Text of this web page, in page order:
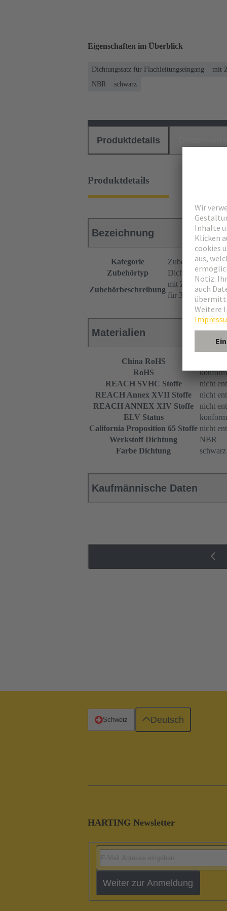
Eigenschaften im Überblick
Dichtungssatz für Flachleitungseingang
mit
NBR
schwarz
Produktdetails
Produktdetails
Bezeichnung
Kategorie
Zubehör
Zubehörtyp
Dichtungssatz für
Zubehörbeschreibung
mit
für 3
Materialien
China RoHS
RoHS
konform
REACH SVHC Stoffe
nicht
REACH Annex XVII Stoffe
nicht
REACH ANNEX XIV Stoffe
nicht
ELV Status
konform
California Proposition 65 Stoffe nicht
Werkstoff Dichtung
NBR
Farbe Dichtung
schwarz
Kaufmännische Daten
HARTING Newsletter
Weiter zur Anmeldung
Schweiz Deutsch